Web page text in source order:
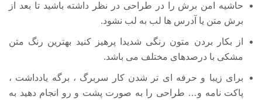
حاشیه امن برش را در طراحی در نظر داشته باشید تا بعد از
برش متن یا آدرس ها لب به لب نشود.
از بکار بردن متون رنگی شدیدا پرهیز کنید بهترین رنگ متن
مشکی با درصدهای مختلف می باشد.
برای زیبا و حرفه ای تر شدن کار سربرگ ، برگه یادداشت ،
پاکت نامه و… طراحی را به صورت پشت و رو انجام دهید به